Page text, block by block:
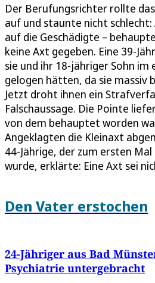
Der Berufungsrichter rollte
auf und staunte nicht schlecht:
auf die Geschädigte –
keine Axt gegeben. Eine 39-
sie und ihr 18-jähriger Sohn im
gelogen hätten, da sie massiv
Jetzt droht ihnen ein
Falschaussage. Die Pointe
von dem behauptet worden
Angeklagten die Kleinaxt
44-Jährige, der zum ersten
wurde, erklärte: Eine Axt sei
Den Vater erstochen
24-Jähriger aus Bad
Psychiatrie untergebracht